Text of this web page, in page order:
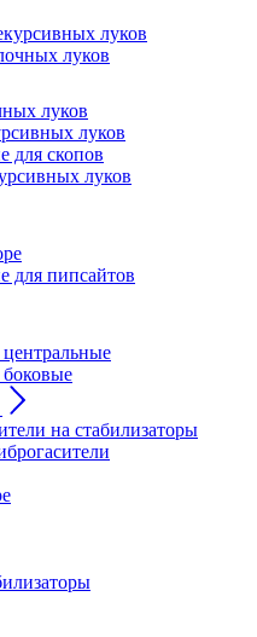
луков
луков
луков
луков
для скопов
луков
для пипсайтов
на стабилизаторы